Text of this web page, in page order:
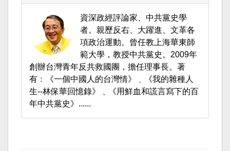
資深政經評論家、中共黨史學
者。親歷反右、大躍進、文革各
項政治運動。曾任教上海華東師
範大學，教授中共黨史。2009年
創辦台灣青年反共救國團，擔任理事長。著
有﹕《一個中國人的台灣情》﹑《我的雜種人
生--林保華回憶錄》﹑《用鮮血和謊言寫下的百
年中共黨史》......